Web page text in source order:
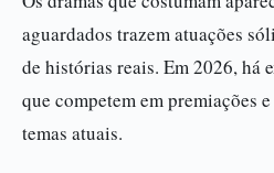
aguardados trazem atuações
de histórias reais. Em 2026, há
que competem em premiações
temas atuais.